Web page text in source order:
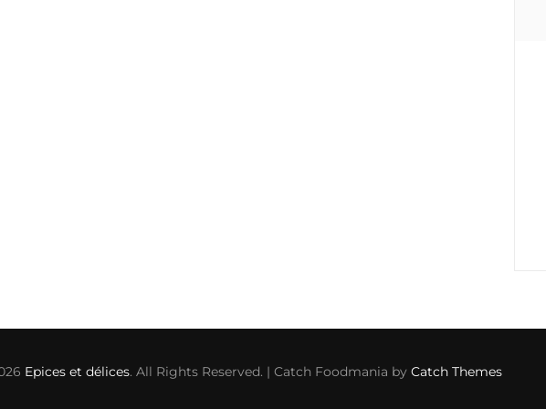
Epices et délices. All Rights Reserved. | Catch Foodmania by Catch Themes